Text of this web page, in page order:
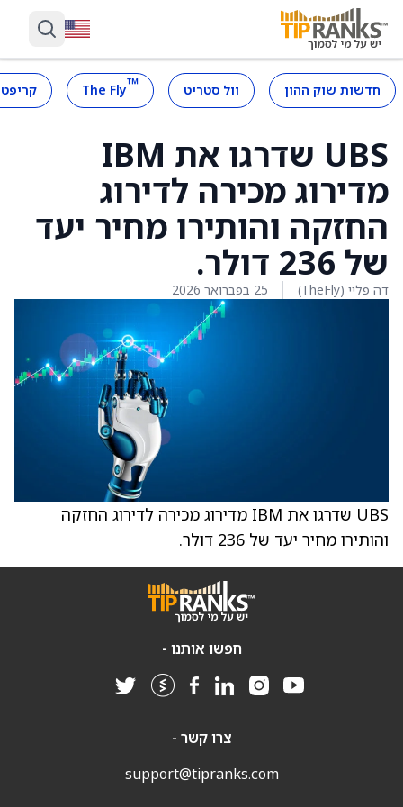
חדשות שוק ההון וול סטריט ™
The Fly
UBS שדרגו את IBM
מדירוג מכירה לדירוג
החזקה והותירו מחיר יעד
של 236 דולר.
דה פליי (TheFly) 25 בפברואר 2026
UBS שדרגו את IBM מדירוג מכירה לדירוג החזקה
והותירו מחיר יעד של 236 דולר.
חפשו אותנו -
צרו קשר -
support@tipranks.com